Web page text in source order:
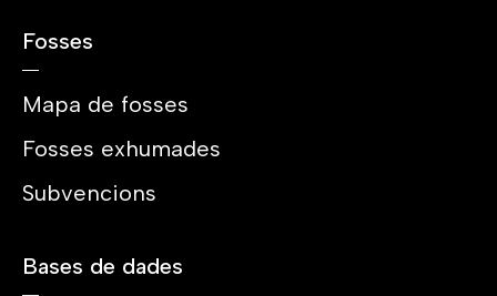
Fosses
Mapa de fosses
Fosses exhumades
Subvencions
Bases de dades